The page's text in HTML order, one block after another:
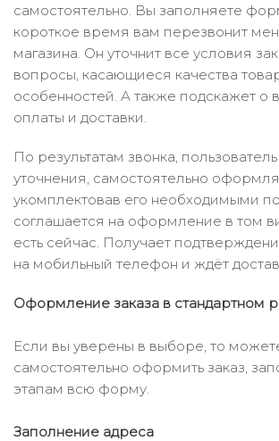
самостоятельно. Вы заполняете
короткое время вам перезвонит
магазина. Он уточнит все условия
вопросы, касающиеся качества
особенностей. А также подскажет о
оплаты и доставки.
По результатам звонка,
уточнения, самостоятельно
укомплектовав его необходимыми
соглашается на оформление в том
есть сейчас. Получает
на мобильный телефон и ждёт
Оформление заказа в стандартном
Если вы уверены в выборе, то
самостоятельно оформить заказ,
этапам всю форму.
Заполнение адреса